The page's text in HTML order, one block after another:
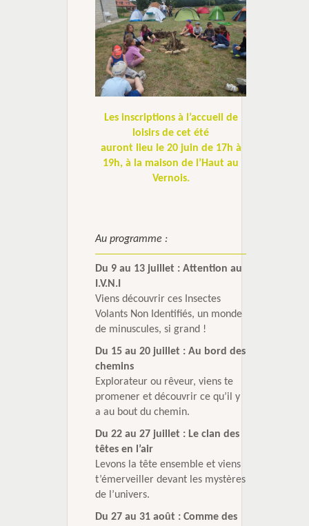
Les inscriptions à l’accueil de
loisirs de cet été
auront lieu le 20 juin de 17h à
19h, à la maison de l’Haut au
Vernois.
Au programme :
Du 9 au 13 juillet : Attention au
I.V.N.I
Viens découvrir ces Insectes
Volants Non Identifiés, un monde
de minuscules, si grand !
Du 15 au 20 juillet : Au bord des
chemins
Explorateur ou rêveur, viens te
promener et découvrir ce qu’il y
a au bout du chemin.
Du 22 au 27 juillet : Le clan des
têtes en l’air
Levons la tête ensemble et viens
t’émerveiller devant les mystères
de l’univers.
Du 27 au 31 août : Comme des